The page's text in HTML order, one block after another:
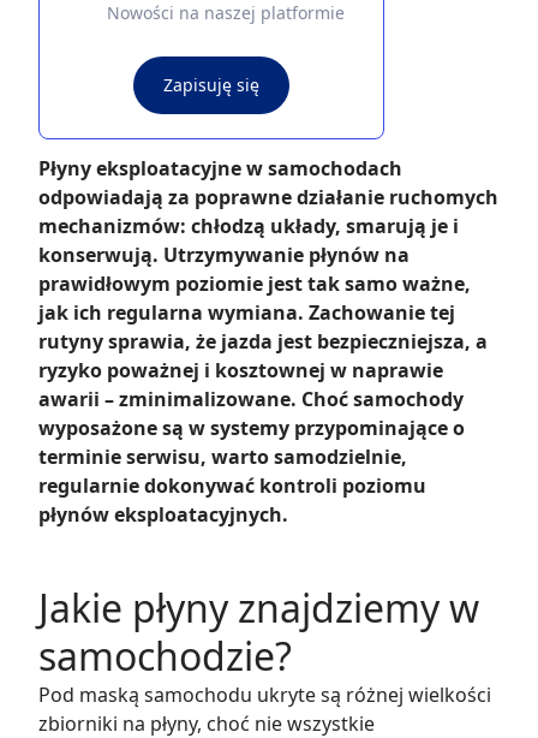
Nowości na naszej platformie
Zapisuję się
Płyny eksploatacyjne w samochodach
odpowiadają za poprawne działanie ruchomych
mechanizmów: chłodzą układy, smarują je i
konserwują. Utrzymywanie płynów na
prawidłowym poziomie jest tak samo ważne,
jak ich regularna wymiana. Zachowanie tej
rutyny sprawia, że jazda jest bezpieczniejsza, a
ryzyko poważnej i kosztownej w naprawie
awarii – zminimalizowane. Choć samochody
wyposażone są w systemy przypominające o
terminie serwisu, warto samodzielnie,
regularnie dokonywać kontroli poziomu
płynów eksploatacyjnych.
Jakie płyny znajdziemy w
samochodzie?
Pod maską samochodu ukryte są różnej wielkości
zbiorniki na płyny, choć nie wszystkie